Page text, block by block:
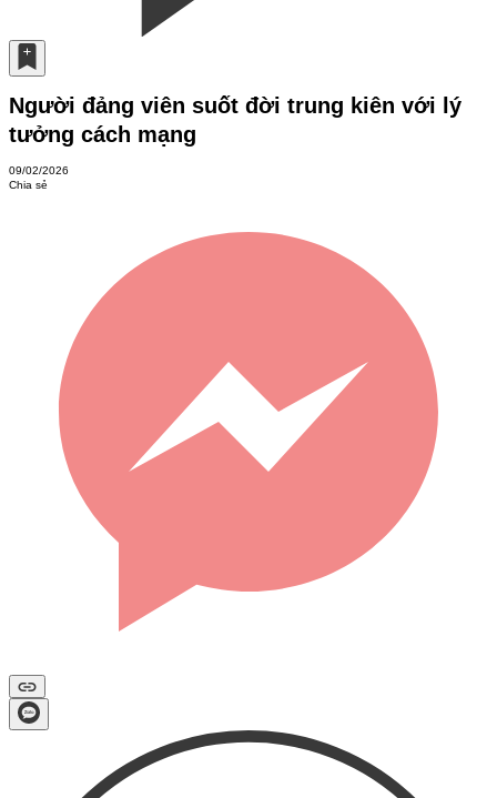
Người đảng viên suốt đời trung kiên với lý
tưởng cách mạng
09/02/2026
Chia sẻ